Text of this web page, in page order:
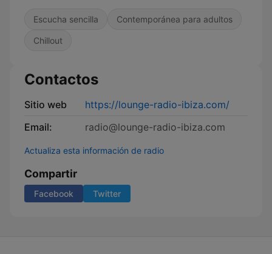
Escucha sencilla Contemporánea para adultos
Chillout
Contactos
Sitio web
https://lounge-radio-ibiza.com/
Email:
radio@lounge-radio-ibiza.com
Actualiza esta información de radio
Compartir
Facebook Twitter